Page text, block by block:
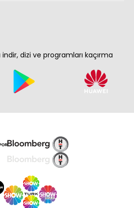
indir, dizi ve programları kaçırma